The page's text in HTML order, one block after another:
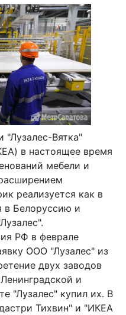
"Лузалес-Вятка"
в настоящее время
мебели и
реализуется как в
в Белоруссию и
РФ в феврале
ООО "Лузалес" из
двух заводов
и
"Лузалес" купил их. В
Тихвин" и "ИКЕА